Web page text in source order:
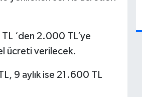
‘den 2.000 TL’ye
ücreti verilecek.
9 aylık ise 21.600 TL